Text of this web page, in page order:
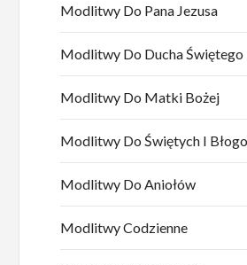
Modlitwy Do Pana Jezusa
Modlitwy Do Ducha Świętego
Modlitwy Do Matki Bożej
Modlitwy Do Świętych I
Modlitwy Do Aniołów
Modlitwy Codzienne